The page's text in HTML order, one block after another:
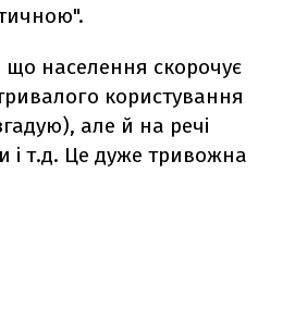
що населення скорочує
користування
але й на речі
і т.д. Це дуже тривожна